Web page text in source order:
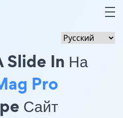
Slide In На
Pro
Сайт